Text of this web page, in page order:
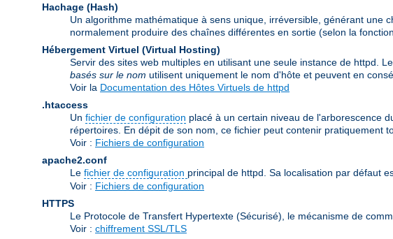
Hachage (Hash)
Un algorithme mathématique à sens unique, irréversible, générant
normalement produire des chaînes différentes en sortie (selon la
Hébergement Virtuel (Virtual Hosting)
Servir des sites web multiples en utilisant une seule instance de httpd.
basés sur le nom utilisent uniquement le nom d'hôte et peuvent en
Voir la Documentation des Hôtes Virtuels de httpd
.htaccess
Un fichier de configuration placé à un certain niveau de l'arborescence
répertoires. En dépit de son nom, ce fichier peut contenir pratiquement
Voir : Fichiers de configuration
apache2.conf
Le fichier de configuration principal de httpd. Sa localisation par défaut
Voir : Fichiers de configuration
HTTPS
Le Protocole de Transfert Hypertexte (Sécurisé), le mécanisme de
Voir : chiffrement SSL/TLS